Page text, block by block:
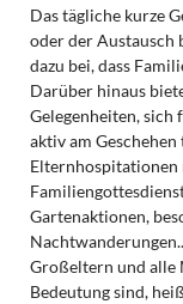
Das tägliche kurze
oder der Austausch
dazu bei, dass
Darüber hinaus
Gelegenheiten, sich
aktiv am
Elternhospitationen
Gartenaktionen,
Großeltern und alle
Bedeutung sind,